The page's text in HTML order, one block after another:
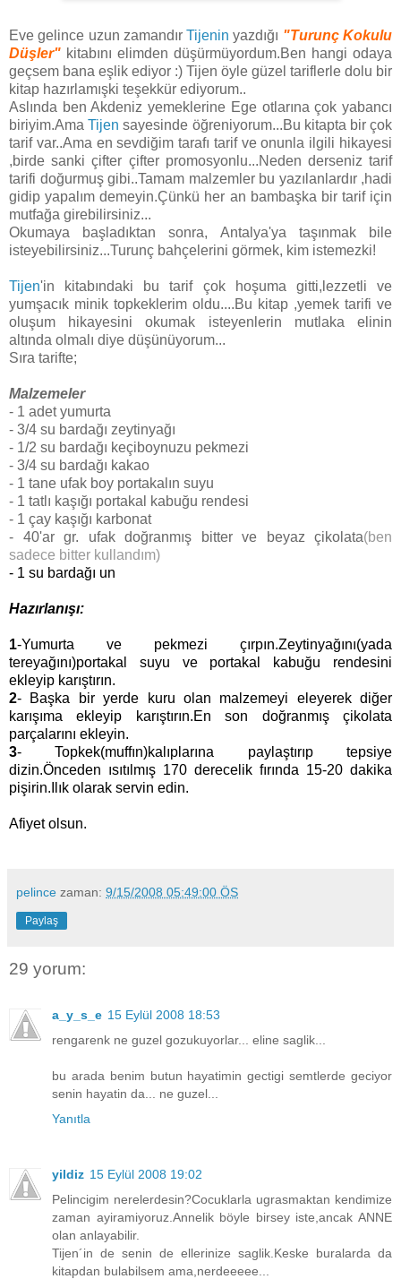
Eve gelince uzun zamandırTijenin yazdığı "Turunç Kokulu
Düşler" kitabını elimden düşürmüyordum.Ben hangi odaya
geçsem bana eşlik ediyor :) Tijen öyle güzel tariflerle dolu bir
kitap hazırlamışki teşekkür ediyorum..
Aslında ben Akdeniz yemeklerine Ege otlarına çok yabancı
biriyim.AmaTijen sayesinde öğreniyorum...Bu kitapta bir çok
tarif var..Ama en sevdiğim tarafı tarif ve onunla ilgili hikayesi
,birde sanki çifter çifter promosyonlu...Neden derseniz tarif
tarifi doğurmuş gibi..Tamam malzemler bu yazılanlardır ,hadi
gidip yapalım demeyin.Çünkü her an bambaşka bir tarif için
mutfağa girebilirsiniz...
Okumaya başladıktan sonra, Antalya'ya taşınmak bile
isteyebilirsiniz...Turunç bahçelerini görmek, kim istemezki!
Tijen'in kitabındaki bu tarif çok hoşuma gitti,lezzetli ve
yumşacık minik topkeklerim oldu....Bu kitap ,yemek tarifi ve
oluşum hikayesini okumak isteyenlerin mutlaka elinin
altında olmalı diye düşünüyorum...
Sıra tarifte;
Malzemeler
- 1 adet yumurta
- 3/4 su bardağı zeytinyağı
- 1/2 su bardağı keçiboynuzu pekmezi
- 3/4 su bardağı kakao
- 1 tane ufak boy portakalın suyu
- 1 tatlı kaşığı portakal kabuğu rendesi
- 1 çay kaşığı karbonat
- 40'ar gr. ufak doğranmış bitter ve beyaz çikolata(ben
sadece bitter kullandım)
- 1 su bardağı un
Hazırlanışı:
1-Yumurta ve pekmezi çırpın.Zeytinyağını(yada
tereyağını)portakal suyu ve portakal kabuğu rendesini
ekleyip karıştırın.
2- Başka bir yerde kuru olan malzemeyi eleyerek diğer
karışıma ekleyip karıştırın.En son doğranmış çikolata
parçalarını ekleyin.
3- Topkek(muffın)kalıplarına paylaştırıp tepsiye
dizin.Önceden ısıtılmış 170 derecelik fırında 15-20 dakika
pişirin.Ilık olarak servin edin.
Afiyet olsun.
pelince zaman: 9/15/2008 05:49:00 ÖS
Paylaş
29 yorum:
a_y_s_e 15 Eylül 2008 18:53
rengarenk ne guzel gozukuyorlar... eline saglik...
bu arada benim butun hayatimin gectigi semtlerde geciyor
senin hayatin da... ne guzel...
Yanıtla
yildiz 15 Eylül 2008 19:02
Pelincigim nerelerdesin?Cocuklarla ugrasmaktan kendimize
zaman ayiramiyoruz.Annelik böyle birsey iste,ancak ANNE
olan anlayabilir.
Tijen´in de senin de ellerinize saglik.Keske buralarda da
kitapdan bulabilsem ama,nerdeeeee...